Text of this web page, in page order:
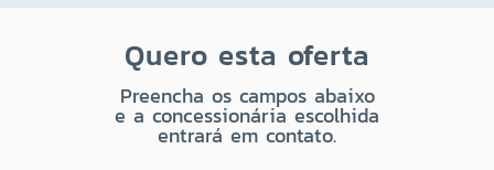
Quero esta oferta
Preencha os campos abaixo
e a concessionária escolhida
entrará em contato.